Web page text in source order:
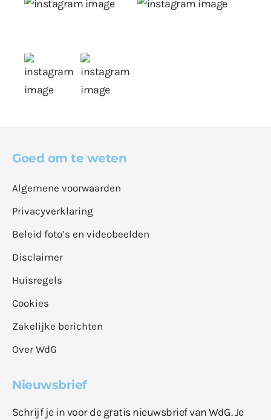
Goed om te weten
Algemene voorwaarden
Privacyverklaring
Beleid foto’s en videobeelden
Disclaimer
Huisregels
Cookies
Zakelijke berichten
Over WdG
Nieuwsbrief
Schrijf je in voor de gratis nieuwsbrief van WdG. Je